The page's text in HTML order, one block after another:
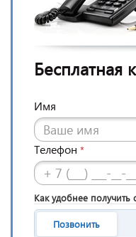
Бесплатная
Имя
Телефон *
Как удобнее получить
Позвонить